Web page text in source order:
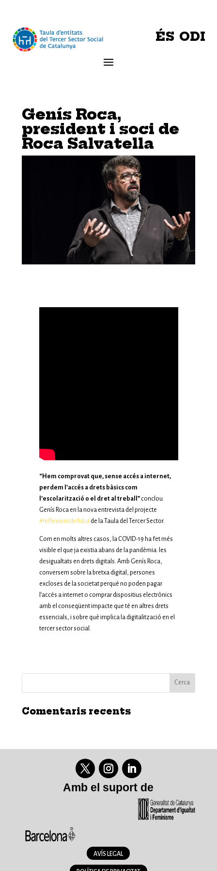
ÉS ODI
Genís Roca,
president i soci de
Roca Salvatella
“Hem comprovat que, sense accés a internet,
perdem l’accés a drets bàsics com
l’escolarització o el dret al treball”conclou
Genís Roca en la nova entrevista del projecte
#reflexionsdefuturde la Taula del Tercer Sector.
Com en molts altres casos, la COVID-19 ha fet més
visible el que ja existia abans de la pandèmia: les
desigualtats en drets digitals. Amb Genís Roca,
conversem sobre la bretxa digital, persones
excloses de la societat perquè no poden pagar
l’accés a internet o comprar dispositius electrònics
amb el conseqüent impacte que té en altres drets
essencials, i sobre què implica la digitalització en el
tercer sector social.
Comentaris recents
Amb el suport de
AVÍS LEGAL